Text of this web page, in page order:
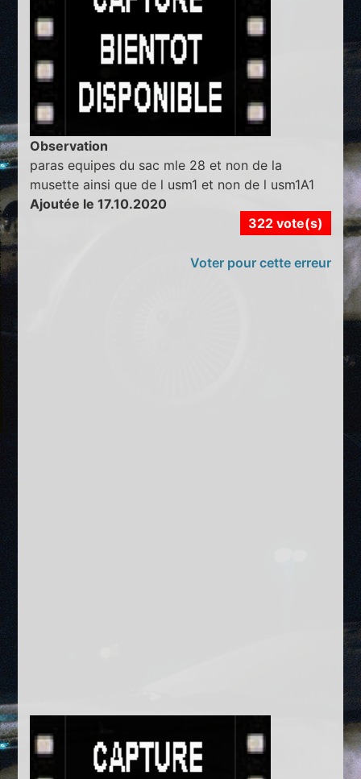
Observation
paras equipes du sac mle 28 et non de la
musette ainsi que de l usm1 et non de l usm1A1
Ajoutée le 17.10.2020
322 vote(s)
Voter pour cette erreur